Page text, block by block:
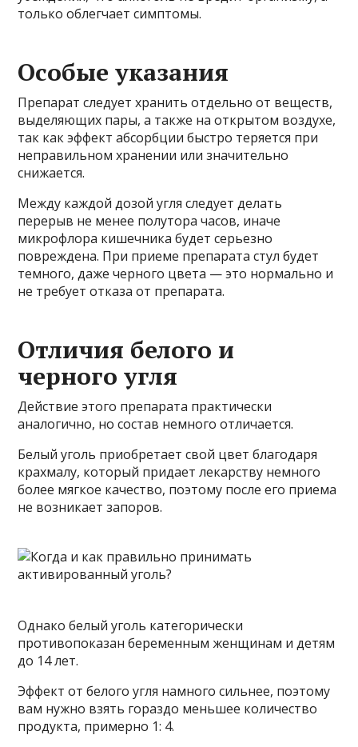
только облегчает симптомы.
Особые указания
Препарат следует хранить отдельно от веществ,
выделяющих пары, а также на открытом воздухе,
так как эффект абсорбции быстро теряется при
неправильном хранении или значительно
снижается.
Между каждой дозой угля следует делать
перерыв не менее полутора часов, иначе
микрофлора кишечника будет серьезно
повреждена. При приеме препарата стул будет
темного, даже черного цвета — это нормально и
не требует отказа от препарата.
Отличия белого и
черного угля
Действие этого препарата практически
аналогично, но состав немного отличается.
Белый уголь приобретает свой цвет благодаря
крахмалу, который придает лекарству немного
более мягкое качество, поэтому после его приема
не возникает запоров.
Однако белый уголь категорически
противопоказан беременным женщинам и детям
до 14 лет.
Эффект от белого угля намного сильнее, поэтому
вам нужно взять гораздо меньшее количество
продукта, примерно 1: 4.